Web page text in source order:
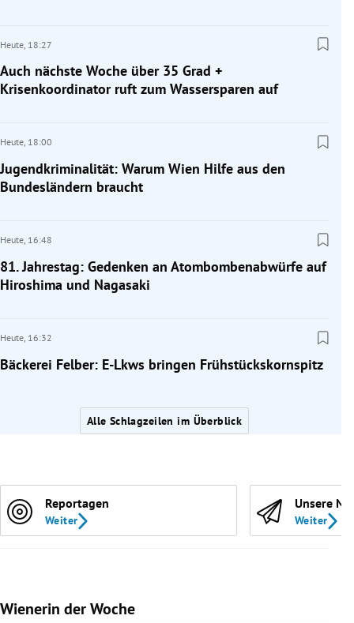
Heute, 18:27
Auch nächste Woche über 35 Grad +
Krisenkoordinator ruft zum Wassersparen auf
Heute, 18:00
Jugendkriminalität: Warum Wien Hilfe aus den
Bundesländern braucht
Heute, 16:48
81. Jahrestag: Gedenken an Atombombenabwürfe auf
Hiroshima und Nagasaki
Heute, 16:32
Bäckerei Felber: E-Lkws bringen Frühstückskornspitz
Alle Schlagzeilen im Überblick
Reportagen
Weiter
Unsere
Weiter
Wienerin der Woche
Slide 1 von 7